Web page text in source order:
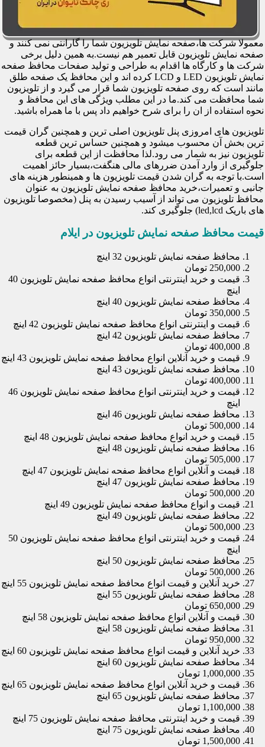
معمولا شرکت ها،صفحه نمایش تلویزیون شما را گارانتی نمی کنند و
صفحه نمایش تلویزیون قابل تعمیر هم نیست.به همین دلیل برخی
شرکت ها و کارگاه ها اقدام به طراحی و تولید صفحات محافظ صفحه
نمایش تلویزیون LED و LCD کرده اند و این محافظ یک صفحه طلق
مانند است که روی صفحه تلویزیون شما قرار می گیرد و از تلویزیون
شما محافظت می کند.ما در این مطلب ویژگی های این محافظ و
نحوه استفاده از ان را برای شرح خواهیم داد پس با ما همراه باشید.
تلویزیون های امروزی پنل تلویزیون اصلی ترین و همچنین گران قیمت
ترین بخش آن محسوب میشود و همچنین حساس ترین قطعه
تلویزیون نیز به شمار می رود.لذا محافظت از این قطعه برای
جلوگیری از وارد آمدن ضررهای مالی هنگفت،بسیار حائز اهمیت
است.با توجه به گران شدن قیمت تلویزیون ها و همینطور هزینه های
جانبی و تعمیرات،خرید محافظ صفحه نمایش تلویزیون به عنوان
محافظ تلویزیون می تواند از آسیب رسیدن به پنل (مخصوصا تلویزیون
های باریک led,lcd) جلوگیری کند.
قیمت محافظ صفحه نمایش تلویزیون در ایلام
محافظ صفحه نمایش تلویزیون 32 اینچ
250,000 تومان
قیمت و خرید اینترنتی انواع محافظ صفحه نمایش تلویزیون 40
اینچ
محافظ صفحه نمایش تلویزیون 40 اینچ
350,000 تومان
قیمت و اینترنتی انواع محافظ صفحه نمایش تلویزیون 42 اینچ
محافظ صفحه نمایش تلویزیون 42 اینچ
400,000 تومان
قیمت و خرید آنلاین انواع محافظ صفحه نمایش تلویزیون 43 اینچ
محافظ صفحه نمایش تلویزیون 43 اینچ
400,000 تومان
قیمت و خرید اینترنتی انواع محافظ صفحه نمایش تلویزیون 46
اینچ
محافظ صفحه نمایش تلویزیون 46 اینچ
500,000 تومان
قیمت و خرید انواع محافظ صفحه نمایش تلویزیون 48 اینچ
محافظ صفحه نمایش تلویزیون 48 اینچ
505,000 تومان
قیمت و آنلاین انواع محافظ صفحه نمایش تلویزیون 47 اینچ
محافظ صفحه نمایش تلویزیون 47 اینچ
500,000 تومان
قیمت و انواع محافظ صفحه نمایش تلویزیون 49 اینچ
محافظ صفحه نمایش تلویزیون 49 اینچ
500,000 تومان
قیمت و خرید اینترنتی انواع محافظ صفحه نمایش تلویزیون 50
اینچ
محافظ صفحه نمایش تلویزیون 50 اینچ
500,000 تومان
خرید آنلاین و قیمت انواع محافظ صفحه نمایش تلویزیون 55 اینچ
محافظ صفحه نمایش تلویزیون 55 اینچ
650,000 تومان
قیمت و آنلاین انواع محافظ صفحه نمایش تلویزیون 58 اینچ
محافظ صفحه نمایش تلویزیون 58 اینچ
950,000 تومان
خرید آنلاین و قیمت انواع محافظ صفحه نمایش تلویزیون 60 اینچ
محافظ صفحه نمایش تلویزیون 60 اینچ
1,000,000 تومان
قیمت و خرید آنلاین انواع محافظ صفحه نمایش تلویزیون 65 اینچ
محافظ صفحه نمایش تلویزیون 65 اینچ
1,100,000 تومان
قیمت و خرید اینترنتی محافظ صفحه نمایش تلویزیون 75 اینچ
محافظ صفحه نمایش تلویزیون 75 اینچ
1,500,000 تومان